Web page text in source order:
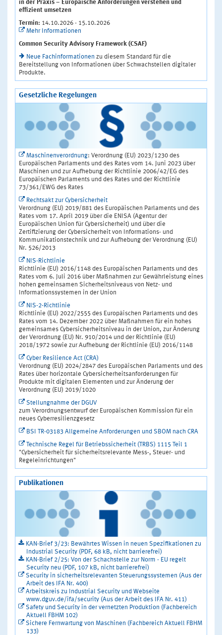
in der Praxis – Europäische Anforderungen verstehen und
effizient umsetzen
Termin: 14.10.2026 - 15.10.2026
Mehr Informationen
Common Security Advisory Framework (CSAF)
Neue Fachinformationen zu diesem Standard für die
Bereitstellung von Informationen über Schwachstellen digitaler
Produkte.
Gesetzliche Regelungen
Maschinenverordnung: Verordnung (EU) 2023/1230 des
Europäischen Parlaments und des Rates vom 14. Juni 2023 über
Maschinen und zur Aufhebung der Richtlinie 2006/42/EG des
Europäischen Parlaments und des Rates und der Richtlinie
73/361/EWG des Rates
Rechtsakt zur Cybersicherheit
Verordnung (EU) 2019/881 des Europäischen Parlaments und des
Rates vom 17. April 2019 über die ENISA (Agentur der
Europäischen Union für Cybersicherheit) und über die
Zertifizierung der Cybersicherheit von Informations- und
Kommunikationstechnik und zur Aufhebung der Verordnung (EU)
Nr. 526/2013
NIS-Richtlinie
Richtlinie (EU) 2016/1148 des Europäischen Parlaments und des
Rates vom 6. Juli 2016 über Maßnahmen zur Gewährleistung eines
hohen gemeinsamen Sicherheitsniveaus von Netz- und
Informationssystemen in der Union
NIS-2-Richtlinie
Richtlinie (EU) 2022/2555 des Europäischen Parlaments und des
Rates vom 14. Dezember 2022 über Maßnahmen für ein hohes
gemeinsames Cybersicherheitsniveau in der Union, zur Änderung
der Verordnung (EU) Nr. 910/2014 und der Richtlinie (EU)
2018/1972 sowie zur Aufhebung der Richtlinie (EU) 2016/1148
Cyber Resilience Act (CRA)
Verordnung (EU) 2024/2847 des Europäischen Parlaments und des
Rates über horizontale Cybersicherheitsanforderungen für
Produkte mit digitalen Elementen und zur Änderung der
Verordnung (EU) 2019/1020
Stellungnahme der DGUV
zum Verordnungsentwurf der Europäischen Kommission für ein
neues Cyberresilienzgesetz
BSI TR-03183 Allgemeine Anforderungen und SBOM nach CRA
Technische Regel für Betriebssicherheit (TRBS) 1115 Teil 1
"Cybersicherheit für sicherheitsrelevante Mess-, Steuer- und
Regeleinrichtungen"
Publikationen
KAN-Brief 3/23: Bewährtes Wissen in neuen Spezifikationen zu
Industrial Security (PDF, 68 kB, nicht barrierefrei)
KAN-Brief 2/25: Von der Schachstelle zur Norm - EU regelt
Security neu (PDF, 107 kB, nicht barrierefrei)
Security in sicherheitsrelevanten Steuerungssystemen (Aus der
Arbeit des IFA Nr. 400)
Arbeitskreis zu Industrial Security und Webseite
www.dguv.de/ifa/security (Aus der Arbeit des IFA Nr. 411)
Safety und Security in der vernetzten Produktion (Fachbereich
Aktuell FBHM 102)
Sichere Fernwartung von Maschinen (Fachbereich Aktuell FBHM
133)